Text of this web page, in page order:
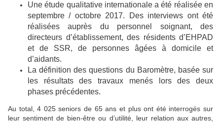
Une étude qualitative internationale a été réalisée en
septembre / octobre 2017. Des interviews ont été
réalisées auprès du personnel soignant, des
directeurs d’établissement, des résidents d’EHPAD
et de SSR, de personnes âgées à domicile et
d’aidants.
La définition des questions du Baromètre, basée sur
les résultats des travaux menés lors des deux
phases précédentes.
Au total, 4 025 seniors de 65 ans et plus ont été interrogés sur
leur sentiment de bien-être ou d’utilité, leur relation aux autres,